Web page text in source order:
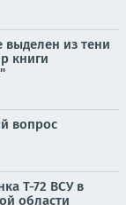
выделен из тени
книги
вопрос
Т-72 ВСУ в
области